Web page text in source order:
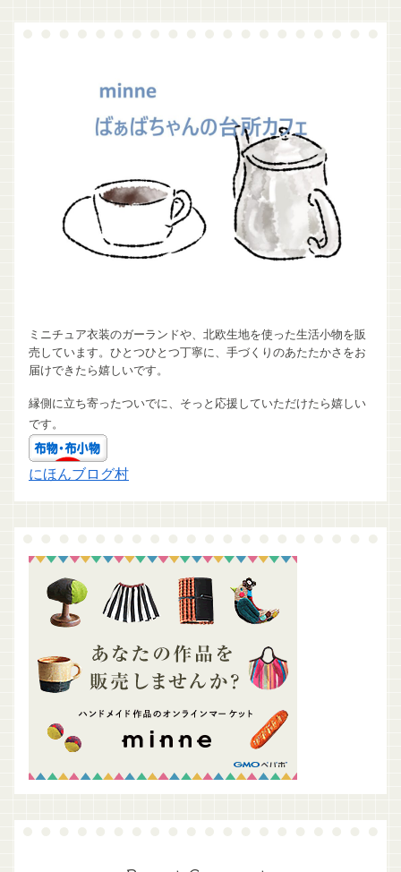
ミニチュア衣装のガーランドや、北欧生地を使った生活小物を販
売しています。ひとつひとつ丁寧に、手づくりのあたたかさをお
届けできたら嬉しいです。
縁側に立ち寄ったついでに、そっと応援していただけたら嬉しい
です。
にほんブログ村